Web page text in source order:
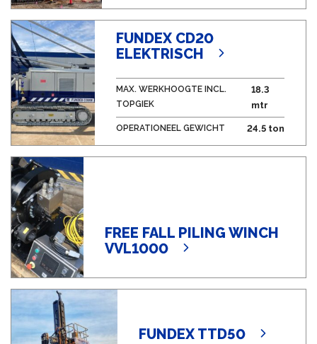
FUNDEX CD20
ELEKTRISCH
MAX. WERKHOOGTE INCL.
TOPGIEK
18.3
mtr
OPERATIONEEL GEWICHT 24.5 ton
FREE FALL PILING WINCH
VVL1000
FUNDEX TTD50